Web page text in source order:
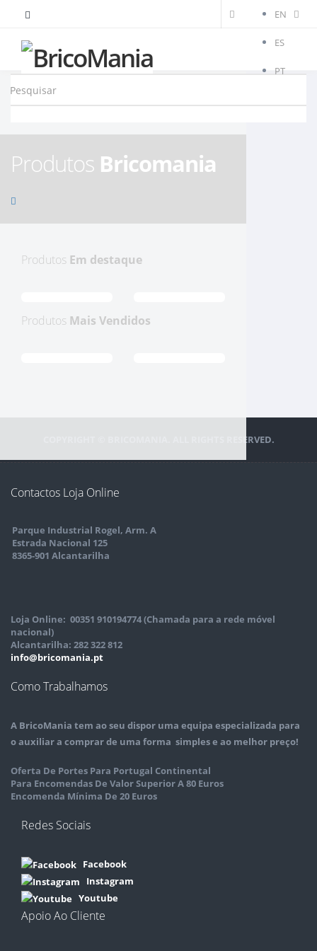
EN
ES
PT
Produtos Bricomania
Produtos Em destaque
Produtos Mais Vendidos
COPYRIGHT © BRICOMANIA. ALL RIGHTS RESERVED.
Contactos Loja Online
Parque Industrial Rogel, Arm. A
Estrada Nacional 125
8365-901 Alcantarilha
Loja Online: 00351 910194774 (Chamada para a rede móvel
nacional)
Alcantarilha: 282 322 812
info@bricomania.pt
Como Trabalhamos
A BricoMania tem ao seu dispor uma equipa especializada para
o auxiliar a comprar de uma forma simples e ao melhor preço!
Oferta De Portes Para Portugal Continental
Para Encomendas De Valor Superior A 80 Euros
Encomenda Mínima De 20 Euros
Redes Sociais
Facebook
Instagram
Youtube
Apoio Ao Cliente